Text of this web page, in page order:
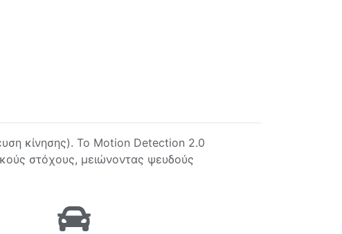
κίνησης). Το Motion Detection 2.0
στόχους, μειώνοντας ψευδούς